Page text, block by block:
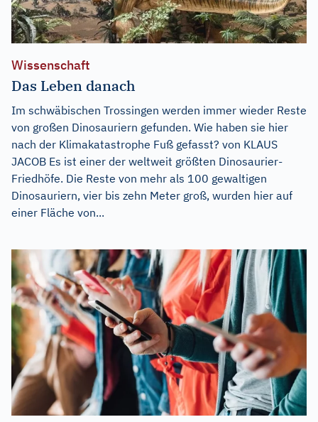
Wissenschaft
Das Leben danach
Im schwäbischen Trossingen werden immer wieder Reste
von großen Dinosauriern gefunden. Wie haben sie hier
nach der Klimakatastrophe Fuß gefasst? von KLAUS
JACOB Es ist einer der weltweit größten Dinosaurier-
Friedhöfe. Die Reste von mehr als 100 gewaltigen
Dinosauriern, vier bis zehn Meter groß, wurden hier auf
einer Fläche von...